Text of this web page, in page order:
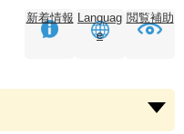
新着情報 Languag
e
閲覧補助